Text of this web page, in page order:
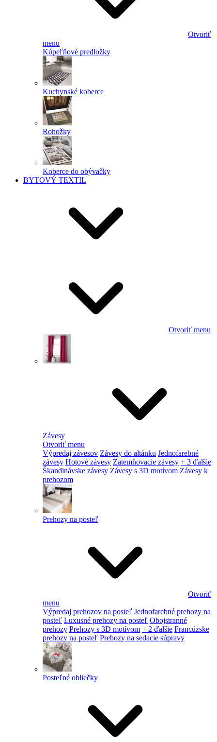
Otvoriť
menu
Kúpeľňové predložky
Kuchynské koberce
Rohožky
Koberce do obývačky
BYTOVÝ TEXTIL
Otvoriť menu
Závesy
Otvoriť menu
Výpredaj závesov Závesy do altánku Jednofarebné
závesy Hotové závesy Zatemňovacie závesy + 3 ďalšie
Škandinávske závesy Závesy s 3D motívom Závesy k
prehozom
Prehozy na posteľ
Otvoriť
menu
Výpredaj prehozov na posteľ Jednofarebné prehozy na
posteľ Luxusné prehozy na posteľ Obojstranné
prehozy Prehozy s 3D motívom + 2 ďalšie Francúzske
prehozy na posteľ Prehozy na sedacie súpravy
Posteľné obliečky